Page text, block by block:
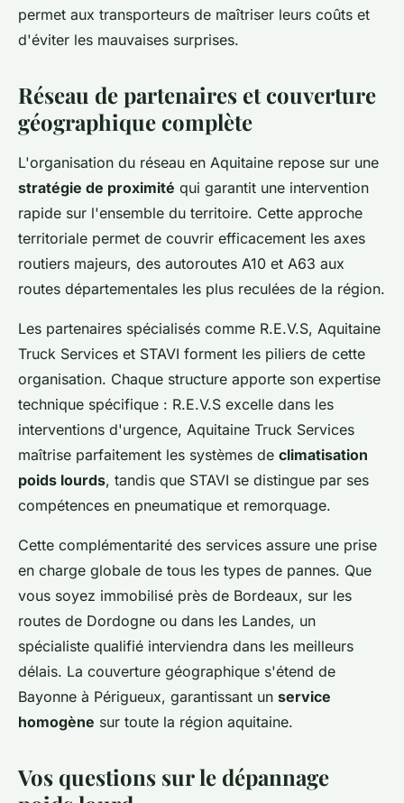
permet aux transporteurs de maîtriser leurs coûts et
d'éviter les mauvaises surprises.
Réseau de partenaires et couverture
géographique complète
L'organisation du réseau en Aquitaine repose sur une
stratégie de proximité qui garantit une intervention
rapide sur l'ensemble du territoire. Cette approche
territoriale permet de couvrir efficacement les axes
routiers majeurs, des autoroutes A10 et A63 aux
routes départementales les plus reculées de la région.
Les partenaires spécialisés comme R.E.V.S, Aquitaine
Truck Services et STAVI forment les piliers de cette
organisation. Chaque structure apporte son expertise
technique spécifique : R.E.V.S excelle dans les
interventions d'urgence, Aquitaine Truck Services
maîtrise parfaitement les systèmes de climatisation
poids lourds, tandis que STAVI se distingue par ses
compétences en pneumatique et remorquage.
Cette complémentarité des services assure une prise
en charge globale de tous les types de pannes. Que
vous soyez immobilisé près de Bordeaux, sur les
routes de Dordogne ou dans les Landes, un
spécialiste qualifié interviendra dans les meilleurs
délais. La couverture géographique s'étend de
Bayonne à Périgueux, garantissant un service
homogène sur toute la région aquitaine.
Vos questions sur le dépannage